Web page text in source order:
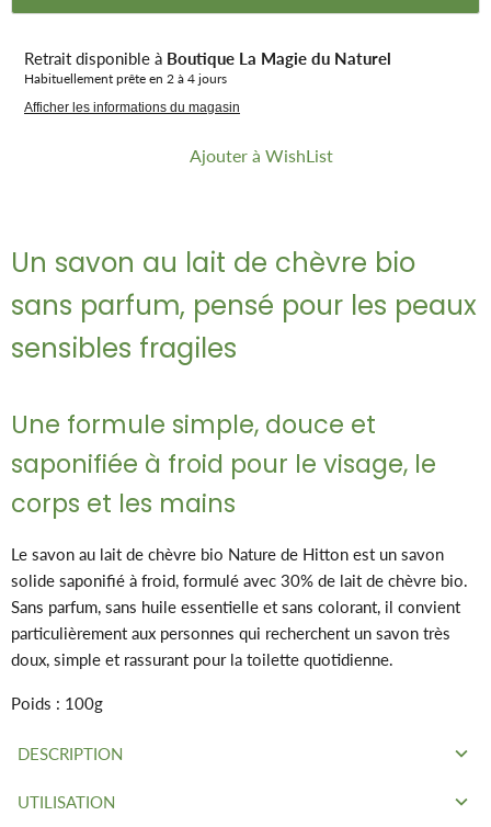
Retrait disponible à Boutique La Magie du Naturel
Habituellement prête en 2 à 4 jours
Afficher les informations du magasin
Ajouter à WishList
Un savon au lait de chèvre bio
sans parfum, pensé pour les peaux
sensibles fragiles
Une formule simple, douce et
saponifiée à froid pour le visage, le
corps et les mains
Le savon au lait de chèvre bio Nature de Hitton est un savon
solide saponifié à froid, formulé avec 30% de lait de chèvre bio.
Sans parfum, sans huile essentielle et sans colorant, il convient
particulièrement aux personnes qui recherchent un savon très
doux, simple et rassurant pour la toilette quotidienne.
Poids : 100g
DESCRIPTION
Ce savon nature mise sur l’essentiel : une base végétale de
UTILISATION